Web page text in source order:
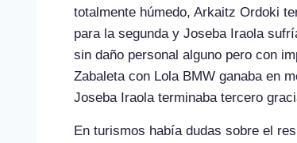
totalmente húmedo, Arkaitz Ordoki
para la segunda y Joseba Iraola
sin daño personal alguno pero con
Zabaleta con Lola BMW ganaba en
Joseba Iraola terminaba tercero
En turismos había dudas sobre el